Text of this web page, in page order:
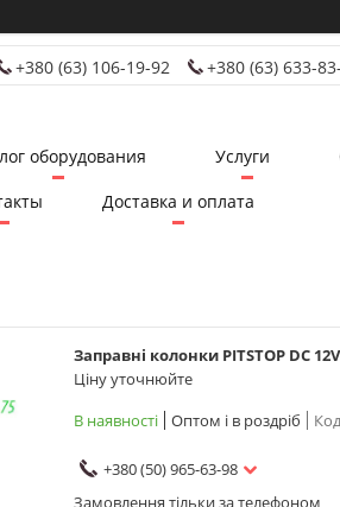
+380 (63) 106-19-92 +380 (63) 633-
оборудования Услуги
Доставка и оплата
Заправні колонки PITSTOP DC
Ціну уточнюйте
В наявності
Оптом і в роздріб
+380 (50) 965-63-98
Замовлення тільки за телефоном